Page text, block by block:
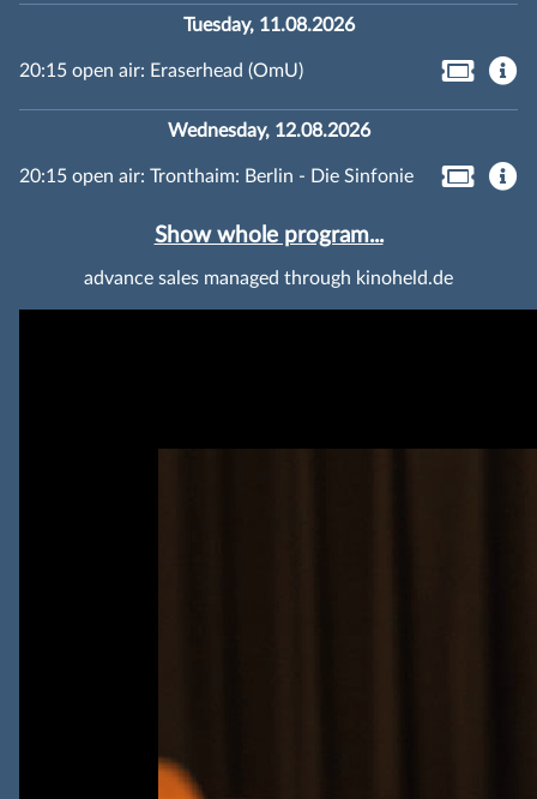
Tuesday, 11.08.2026
20:15 open air: Eraserhead (OmU)
Wednesday, 12.08.2026
20:15 open air: Tronthaim: Berlin - Die Sinfonie
Show whole program...
advance sales managed through kinoheld.de